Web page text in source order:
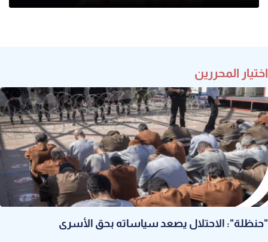
اختيار المحررين
"حنظلة": الاحتلال يصعد سياساته بحق الأسرى